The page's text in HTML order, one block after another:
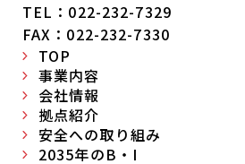
TEL：022-232-7329
FAX：022-232-7330
TOP
事業内容
会社情報
拠点紹介
安全への取り組み
2035年のB・I